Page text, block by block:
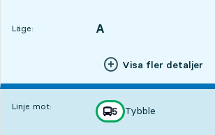
Läge:
LÄGE, A
,
Visa fler detaljer
Linje mot: linje
5
mot
Tybble
,